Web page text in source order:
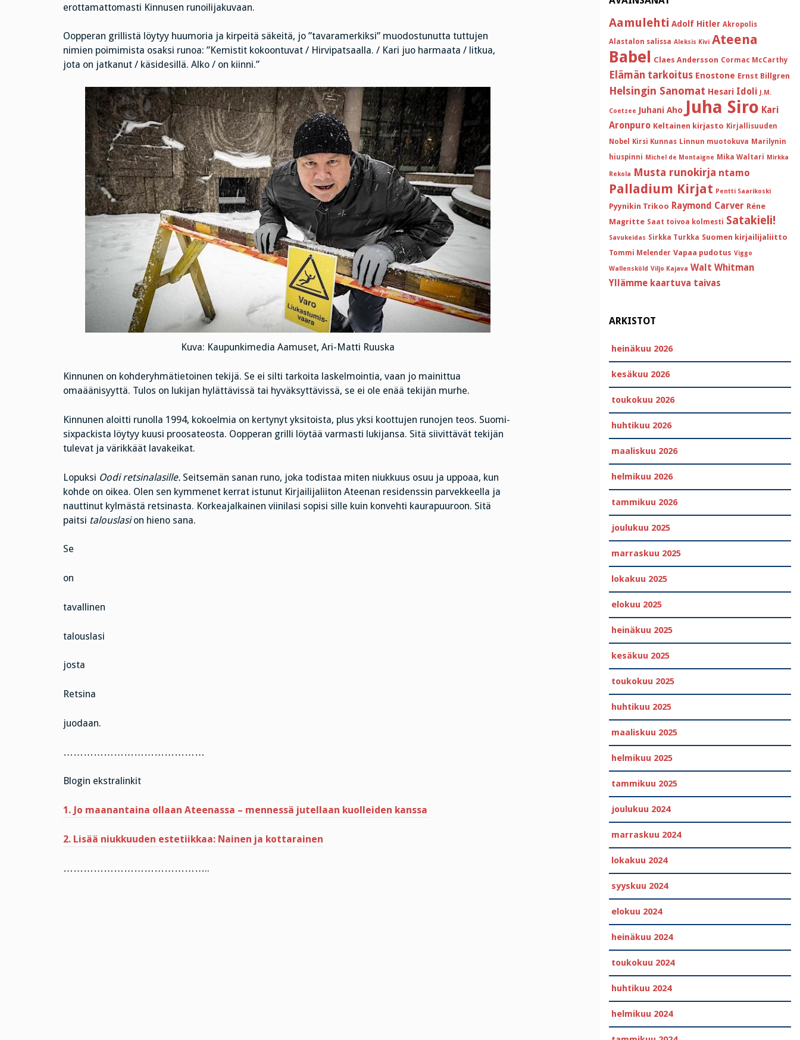
erottamattomasti Kinnusen runoilijakuvaan.
Oopperan grillistä löytyy huumoria ja kirpeitä säkeitä, jo ”tavaramerkiksi” muodostunutta tuttujen
nimien poimimista osaksi runoa: ”Kemistit kokoontuvat / Hirvipatsaalla. / Kari juo harmaata / litkua,
jota on jatkanut / käsidesillä. Alko / on kiinni.”
Kuva: Kaupunkimedia Aamuset, Ari-Matti Ruuska
Kinnunen on kohderyhmätietoinen tekijä. Se ei silti tarkoita laskelmointia, vaan jo mainittua
omaäänisyyttä. Tulos on lukijan hylättävissä tai hyväksyttävissä, se ei ole enää tekijän murhe.
Kinnunen aloitti runolla 1994, kokoelmia on kertynyt yksitoista, plus yksi koottujen runojen teos. Suomi-
sixpackista löytyy kuusi proosateosta. Oopperan grilli löytää varmasti lukijansa. Sitä siivittävät tekijän
tulevat ja värikkäät lavakeikat.
Lopuksi Oodi retsinalasille. Seitsemän sanan runo, joka todistaa miten niukkuus osuu ja uppoaa, kun
kohde on oikea. Olen sen kymmenet kerrat istunut Kirjailijaliiton Ateenan residenssin parvekkeella ja
nauttinut kylmästä retsinasta. Korkeajalkainen viinilasi sopisi sille kuin konvehti kaurapuuroon. Sitä
paitsi talouslasion hieno sana.
Se
on
tavallinen
talouslasi
josta
Retsina
juodaan.
……………………………………
Blogin ekstralinkit
1. Jo maanantaina ollaan Ateenassa – mennessä jutellaan kuolleiden kanssa
2. Lisää niukkuuden estetiikkaa: Nainen ja kottarainen
……………………………………..
Aamulehti Adolf Hitler Akropolis
Alastalon salissa Aleksis Kivi Ateena
Babel Claes Andersson Cormac McCarthy
Elämän tarkoitus Enostone Ernst Billgren
Helsingin Sanomat Hesari Idoli J.M.
Coetzee Juhani Aho Juha Siro Kari
Aronpuro Keltainen kirjasto Kirjallisuuden
Nobel
Kirsi Kunnas Linnun muotokuva Marilynin
hiuspinni Michel de Montaigne Mika Waltari Mirkka
Rekola Musta runokirja ntamo
Palladium Kirjat Pentti Saarikoski
Pyynikin Trikoo Raymond Carver Réne
Magritte Saat toivoa kolmesti Satakieli!
Savukeidas Sirkka Turkka Suomen kirjailijaliitto
Tommi Melender Vapaa pudotus Viggo
Wallensköld Viljo Kajava Walt Whitman
Yllämme kaartuva taivas
ARKISTOT
heinäkuu 2026
kesäkuu 2026
toukokuu 2026
huhtikuu 2026
maaliskuu 2026
helmikuu 2026
tammikuu 2026
joulukuu 2025
marraskuu 2025
lokakuu 2025
elokuu 2025
heinäkuu 2025
kesäkuu 2025
toukokuu 2025
huhtikuu 2025
maaliskuu 2025
helmikuu 2025
tammikuu 2025
joulukuu 2024
marraskuu 2024
lokakuu 2024
syyskuu 2024
elokuu 2024
heinäkuu 2024
toukokuu 2024
huhtikuu 2024
helmikuu 2024